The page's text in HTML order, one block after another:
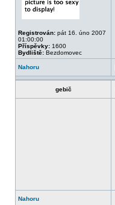
Registrován: pát 16. úno 2007
01:00:00
Příspěvky: 1600
Bydliště: Bezdomovec
Nahoru
gebič
Nahoru